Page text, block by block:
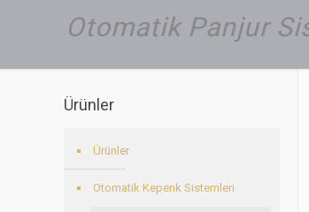
Otomatik Panjur
Ürünler
Ürünler
Otomatik Kepenk Sistemleri